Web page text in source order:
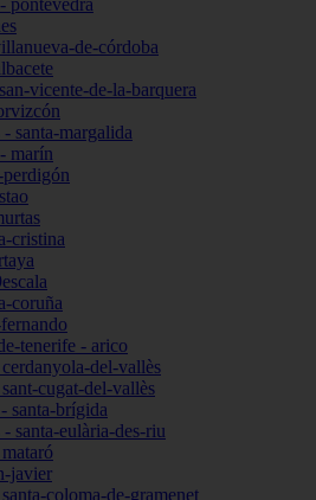
pontevedra
de-córdoba
vicente-de-la-barquera
santa-margalida
marín
cristina
coruña
tenerife - arico
del-vallès
cugat-del-vallès
santa-brígida
santa-eulària-des-riu
javier
coloma-de-gramenet